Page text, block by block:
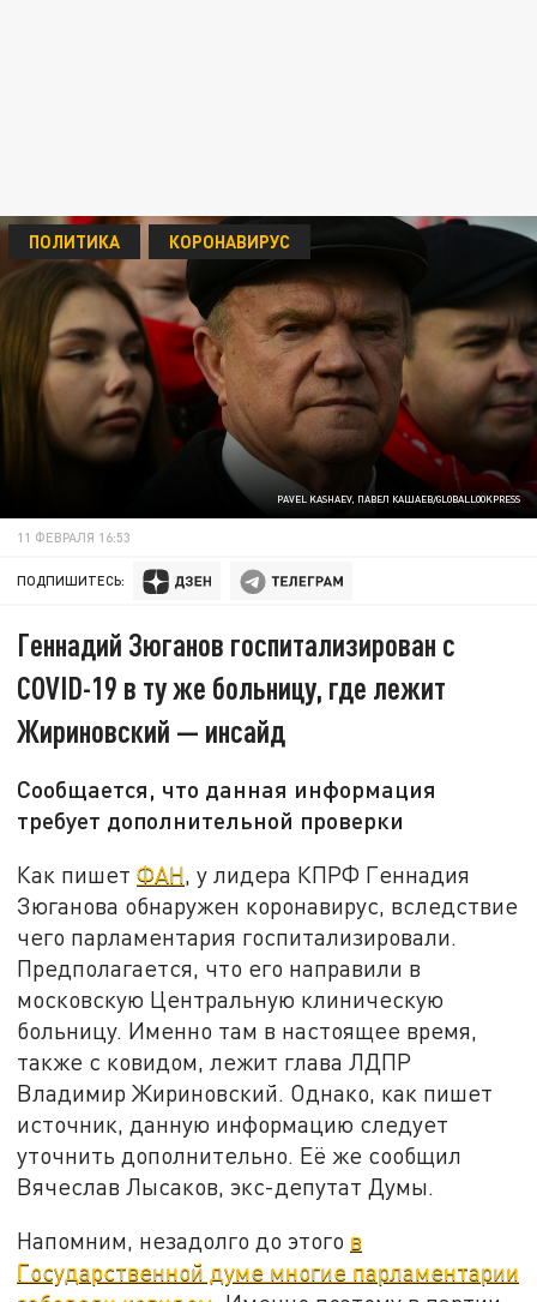
PAVEL KASHAEV, ПАВЕЛ КАШАЕВ/GLOBALLOOKPRESS
ПОЛИТИКА КОРОНАВИРУС
11 ФЕВРАЛЯ 16:53
ПОДПИШИТЕСЬ:
Геннадий Зюганов госпитализирован с
COVID-19 в ту же больницу, где лежит
Жириновский — инсайд
Сообщается, что данная информация
требует дополнительной проверки
Как пишетФАН, у лидера КПРФ Геннадия
Зюганова обнаружен коронавирус, вследствие
чего парламентария госпитализировали.
Предполагается, что его направили в
московскую Центральную клиническую
больницу. Именно там в настоящее время,
также с ковидом, лежит глава ЛДПР
Владимир Жириновский. Однако, как пишет
источник, данную информацию следует
уточнить дополнительно. Её же сообщил
Вячеслав Лысаков, экс-депутат Думы.
Напомним, незадолго до этого в
Государственной думе многие парламентарии